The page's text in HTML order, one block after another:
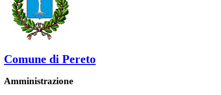
Comune di Pereto
Amministrazione